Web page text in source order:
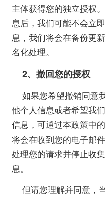
主体获得您的独立授权
息后，我们可能不会立
息，我们将会在备份更
名化处理。
2、撤回您的授权
如果您希望撤销同意
他个人信息或者希望我
信息，可通过本政策中
将会在收到您的电子邮
处理您的请求并停止收
息。
但请您理解并同意，